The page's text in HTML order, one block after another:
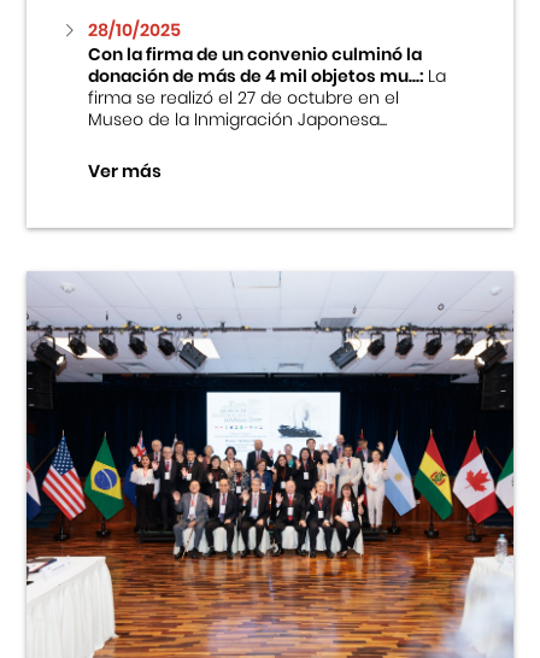
28/10/2025
Con la firma de un convenio culminó la
donación de más de 4 mil objetos mu...:La
firma se realizó el 27 de octubre en el
Museo de la Inmigración Japonesa...
Ver más